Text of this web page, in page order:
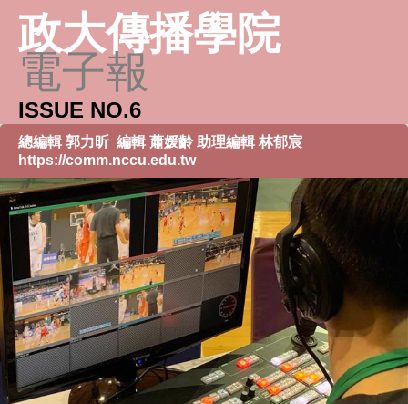
政大傳播學院
電子報
ISSUE NO.6
總編輯 郭力昕 編輯 蕭媛齡 助理編輯 林郁宸
https://comm.nccu.edu.tw